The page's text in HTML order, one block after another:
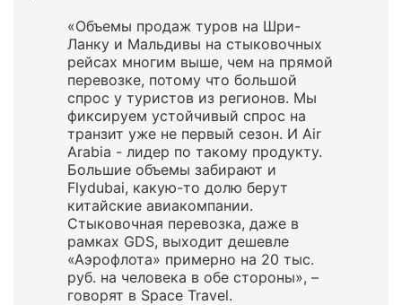
«Объемы продаж туров на Шри-
Ланку и Мальдивы на стыковочных
рейсах многим выше, чем на прямой
перевозке, потому что большой
спрос у туристов из регионов. Мы
фиксируем устойчивый спрос на
транзит уже не первый сезон. И Air
Arabia - лидер по такому продукту.
Большие объемы забирают и
Flydubai, какую-то долю берут
китайские авиакомпании.
Стыковочная перевозка, даже в
рамках GDS, выходит дешевле
«Аэрофлота» примерно на 20 тыс.
руб. на человека в обе стороны», –
говорят в Space Travel.